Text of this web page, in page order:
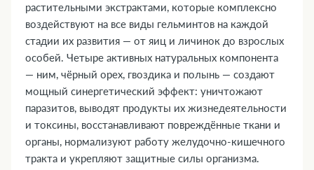
6. Противопоказания
7. Состав
8. Инструкция по применению и дозы
9. Возможные побочные эффекты
10. Преимущества
11. Передозировка
12. Особые указания
13. Применение при беременности и
кормлении грудью
растительными экстрактами, которые комплексно
воздействуют на все виды гельминтов на каждой
стадии их развития — от яиц и личинок до взрослых
особей. Четыре активных натуральных компонента
— ним, чёрный орех, гвоздика и полынь — создают
мощный синергетический эффект: уничтожают
паразитов, выводят продукты их жизнедеятельности
и токсины, восстанавливают повреждённые ткани и
органы, нормализуют работу желудочно-кишечного
тракта и укрепляют защитные силы организма.